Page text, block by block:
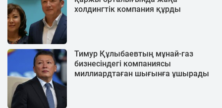
холдингтік компания құрды
Тимур Құлыбаевтың мұнай-газ
бизнесіндегі компаниясы
миллиардтаған шығынға ұшырады